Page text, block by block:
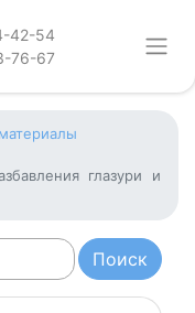
42-54
76-67
глазури и